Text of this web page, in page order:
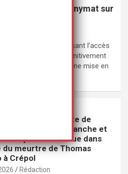
met fin à l’anonymat sur
adopté une loi interdisant l’accès
moins de 15 ans, définitivement
21 juillet 2026, avec une mise en
aggravante de
contre « la race blanche et
française » retenue dans
du meurtre de Thomas
à Crépol
Rédaction